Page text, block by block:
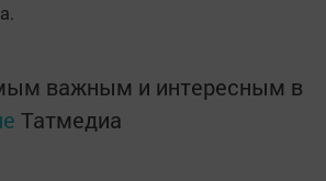
важным и интересным в
Татмедиа